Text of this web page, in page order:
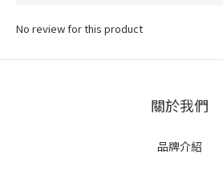
No review for this product
關於我們
品牌介紹